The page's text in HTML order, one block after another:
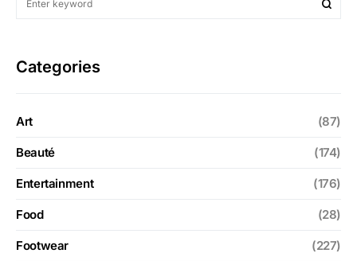
Categories
Art (87)
Beauté (174)
Entertainment (176)
Food (28)
Footwear (227)